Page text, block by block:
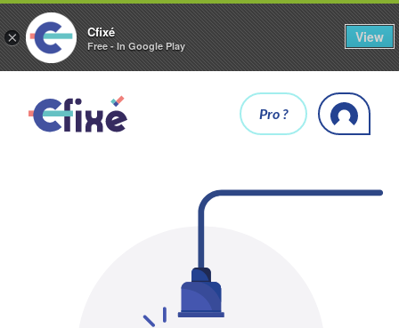
× Cfixé
Free - In Google Play
View
Pro ?